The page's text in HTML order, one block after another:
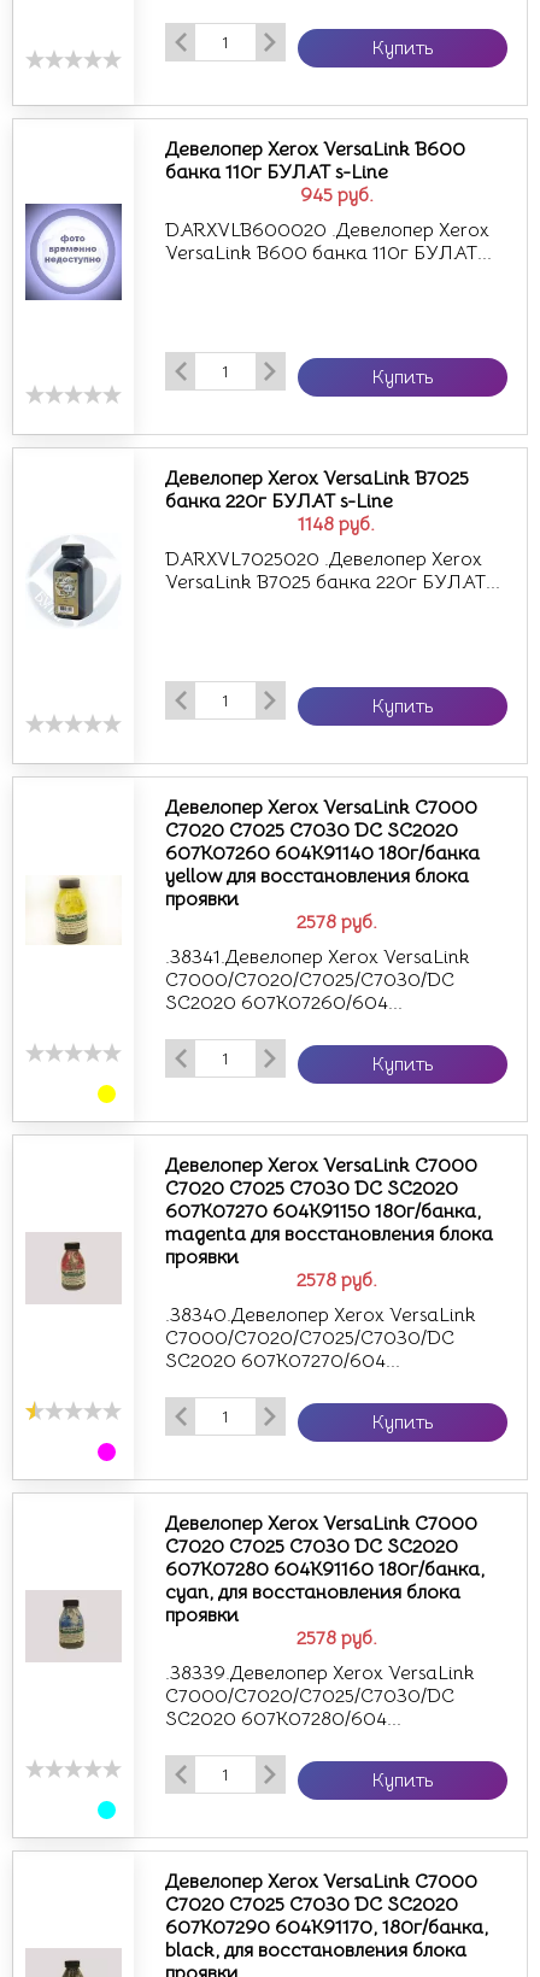
Купить
945 руб.
Девелопер Xerox VersaLink B600
банка 110г БУЛАТ s-Line
DARXVLB600020 .Девелопер Xerox
VersaLink B600 банка 110г БУЛАТ...
Купить
1148 руб.
Девелопер Xerox VersaLink B7025
банка 220г БУЛАТ s-Line
DARXVL7025020 .Девелопер Xerox
VersaLink B7025 банка 220г БУЛАТ...
Купить
2578 руб.
Девелопер Xerox VersaLink C7000
C7020 C7025 C7030 DC SC2020
607K07260 604K91140 180г/банка
yellow для восстановления блока
проявки
.38341.Девелопер Xerox VersaLink
C7000/C7020/C7025/C7030/DC
SC2020 607K07260/604...
Купить
2578 руб.
Девелопер Xerox VersaLink C7000
C7020 C7025 C7030 DC SC2020
607K07270 604K91150 180г/банка,
magenta для восстановления блока
проявки
.38340.Девелопер Xerox VersaLink
C7000/C7020/C7025/C7030/DC
SC2020 607K07270/604...
Купить
2578 руб.
Девелопер Xerox VersaLink C7000
C7020 C7025 C7030 DC SC2020
607K07280 604K91160 180г/банка,
cyan, для восстановления блока
проявки
.38339.Девелопер Xerox VersaLink
C7000/C7020/C7025/C7030/DC
SC2020 607K07280/604...
Купить
Девелопер Xerox VersaLink C7000
C7020 C7025 C7030 DC SC2020
607K07290 604K91170, 180г/банка,
black, для восстановления блока